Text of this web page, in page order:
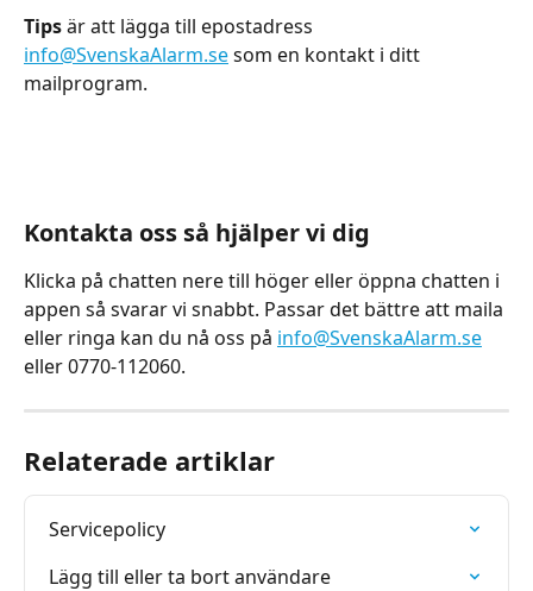
Tips är att lägga till epostadress
info@SvenskaAlarm.se som en kontakt i ditt
mailprogram.
​Kontakta oss så hjälper vi dig
Klicka på chatten nere till höger eller öppna chatten i
appen så svarar vi snabbt. Passar det bättre att maila
eller ringa kan du nå oss på info@SvenskaAlarm.se
eller 0770-112060.
Relaterade artiklar
Servicepolicy
Lägg till eller ta bort användare